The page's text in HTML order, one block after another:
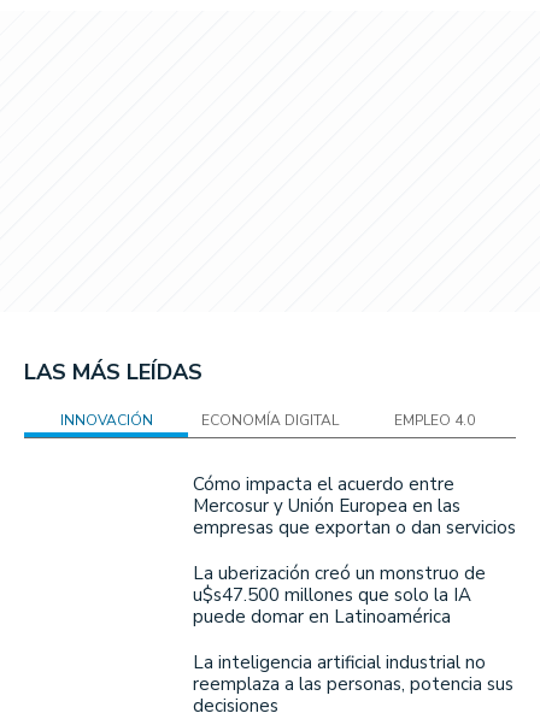
LAS MÁS LEÍDAS
INNOVACIÓN ECONOMÍA DIGITAL EMPLEO 4.0
Cómo impacta el acuerdo entre
Mercosur y Unión Europea en las
empresas que exportan o dan servicios
La uberización creó un monstruo de
u$s47.500 millones que solo la IA
puede domar en Latinoamérica
La inteligencia artificial industrial no
reemplaza a las personas, potencia sus
decisiones